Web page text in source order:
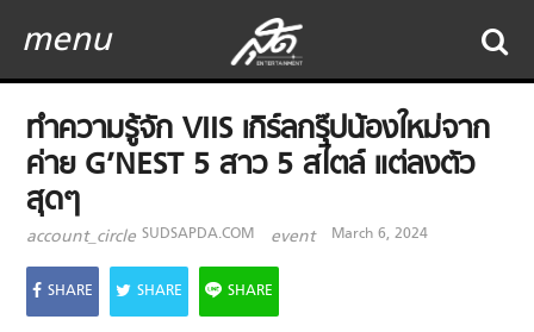
menu
ทำความรู้จัก VIIS เกิร์ลกรุ๊ปน้องใหม่จาก
ค่าย G’NEST 5 สาว 5 สไตล์ แต่ลงตัว
สุดๆ
account_circle SUDSAPDA.COM event March 6, 2024
SHARE SHARE SHARE